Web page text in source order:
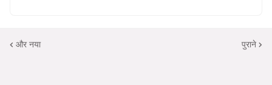
और नया पुराने